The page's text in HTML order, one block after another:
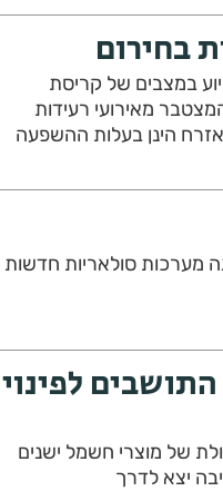
בחירום
במצבים של קריסת
מאירועי רעידות
הינן בעלות ההשפעה
העיר, ליאת שוחט
מערכות סולאריות חדשות
לפינוי
של מוצרי חשמל ישנים
יצא לדרך